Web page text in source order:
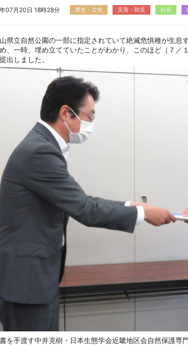
07月20日 18時28分 歴史・文化 災害・防災 社会
県立自然公園の一部に指定されていて絶滅危惧種が生息
、一時、埋め立てていたことがわかり、このほど（７／
出しました。
を手渡す中井克樹・日本生態学会近畿地区会自然保護専